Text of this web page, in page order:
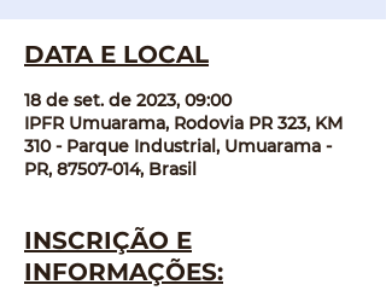
DATA E LOCAL
18 de set. de 2023, 09:00
IPFR Umuarama, Rodovia PR 323, KM
310 - Parque Industrial, Umuarama -
PR, 87507-014, Brasil
INSCRIÇÃO E
INFORMAÇÕES: